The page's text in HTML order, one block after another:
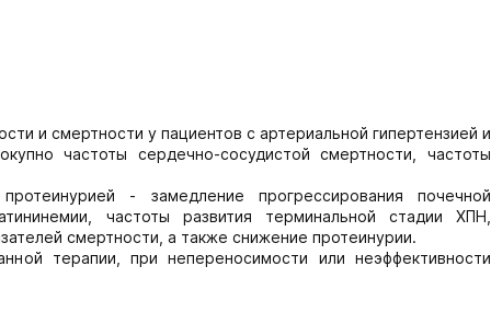
и смертности у пациентов с артериальной гипертензией и
частоты сердечно-сосудистой смертности, частоты
- замедление прогрессирования почечной
частоты развития терминальной стадии ХПН,
смертности, а также снижение протеинурии.
терапии, при непереносимости или неэффективности